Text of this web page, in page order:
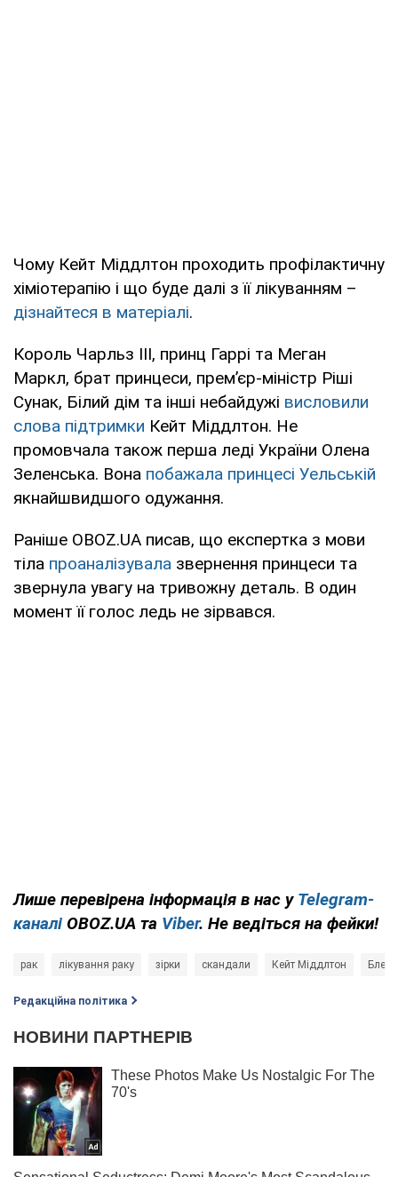
Чому Кейт Міддлтон проходить профілактичну
хіміотерапію і що буде далі з її лікуванням –
дізнайтеся в матеріалі.
Король Чарльз III, принц Гаррі та Меган
Маркл, брат принцеси, премʼєр-міністр Ріші
Сунак, Білий дім та інші небайдужі висловили
слова підтримки Кейт Міддлтон. Не
промовчала також перша леді України Олена
Зеленська. Вона побажала принцесі Уельській
якнайшвидшого одужання.
Раніше OBOZ.UA писав, що експертка з мови
тіла проаналізувала звернення принцеси та
звернула увагу на тривожну деталь. В один
момент її голос ледь не зірвався.
Лише перевірена інформація в нас у Telegram-
каналі OBOZ.UA та Viber. Не ведіться на фейки!
рак лікування раку зірки скандали Кейт Міддлтон
Редакційна політика